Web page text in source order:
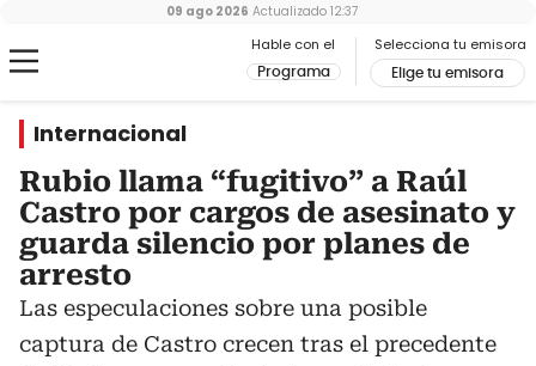
Hable con el
Programa
Selecciona tu emisora
Elige tu emisora
09 ago 2026 Actualizado 12:37
Internacional
Rubio llama “fugitivo” a Raúl
Castro por cargos de asesinato y
guarda silencio por planes de
arresto
Las especulaciones sobre una posible
captura de Castro crecen tras el precedente